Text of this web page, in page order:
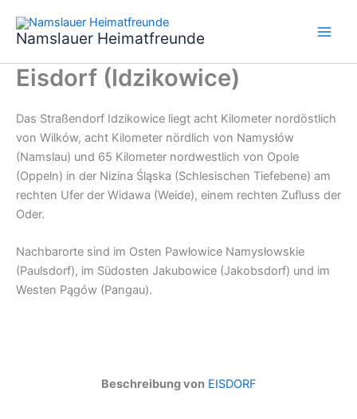
Inhalt
springen
Namslauer Heimatfreunde
Eisdorf (Idzikowice)
Das Straßendorf Idzikowice liegt acht Kilometer nordöstlich
von Wilków, acht Kilometer nördlich von Namysłów
(Namslau) und 65 Kilometer nordwestlich von Opole
(Oppeln) in der Nizina Śląska (Schlesischen Tiefebene) am
rechten Ufer der Widawa (Weide), einem rechten Zufluss der
Oder.
Nachbarorte sind im Osten Pawłowice Namysłowskie
(Paulsdorf), im Südosten Jakubowice (Jakobsdorf) und im
Westen Pągów (Pangau).
Beschreibung von EISDORF